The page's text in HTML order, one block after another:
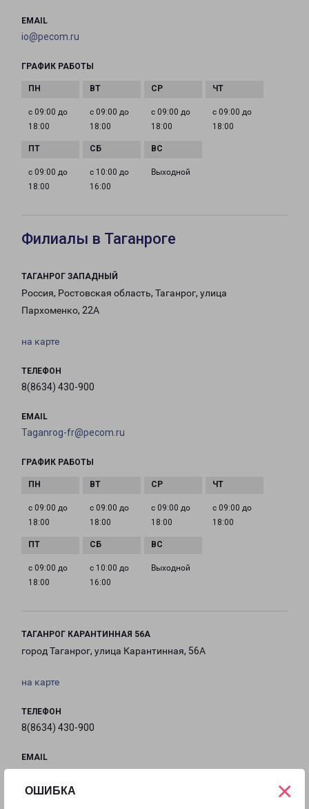
ОШИБКА ×
EMAIL
io@pecom.ru
ГРАФИК РАБОТЫ
с 09:00 до
18:00
с 09:00 до
18:00
с 09:00 до
18:00
с 09:00 до
18:00
с 09:00 до
18:00
с 10:00 до
16:00
Выходной
Филиалы в Таганроге
ТАГАНРОГ ЗАПАДНЫЙ
Россия, Ростовская область, Таганрог, улица
Пархоменко, 22А
на карте
ТЕЛЕФОН
8(8634) 430-900
EMAIL
Taganrog-fr@pecom.ru
ГРАФИК РАБОТЫ
с 09:00 до
18:00
с 09:00 до
18:00
с 09:00 до
18:00
с 09:00 до
18:00
с 09:00 до
18:00
с 10:00 до
16:00
Выходной
ТАГАНРОГ КАРАНТИННАЯ 56А
город Таганрог, улица Карантинная, 56А
на карте
ТЕЛЕФОН
8(8634) 430-900
EMAIL